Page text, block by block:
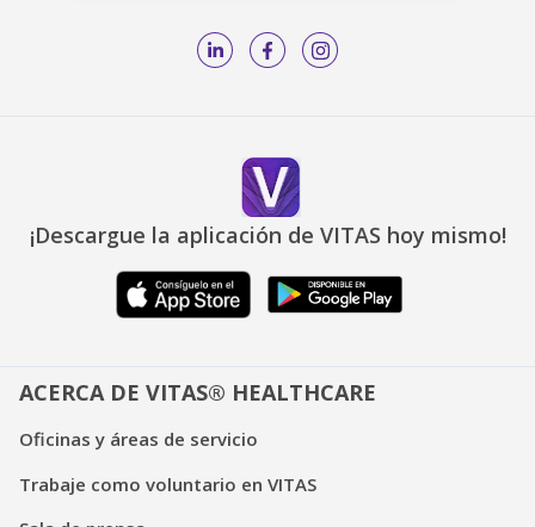
¡Descargue la aplicación de VITAS hoy mismo!
ACERCA DE VITAS® HEALTHCARE
Oficinas y áreas de servicio
Trabaje como voluntario en VITAS